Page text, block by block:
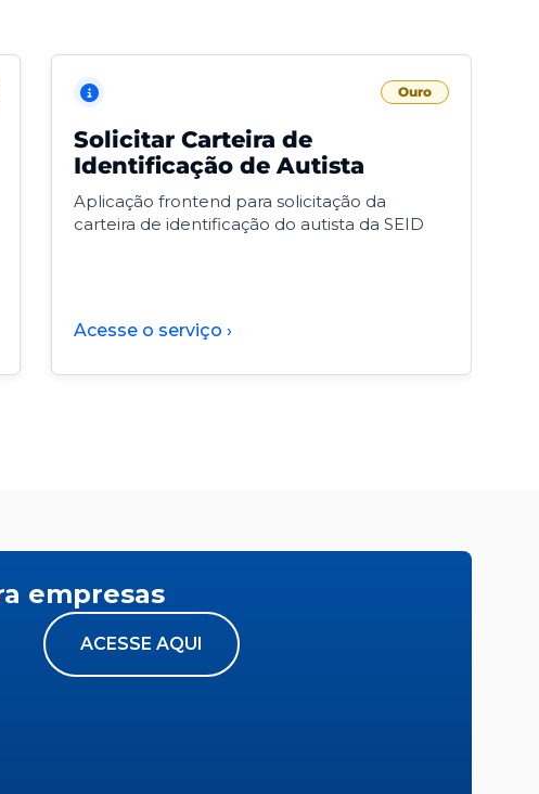
Ouro
Solicitar Carteira de
Identificação de Autista
Aplicação frontend para solicitação da
carteira de identificação do autista da SEID
Acesse o serviço ›
empresas
ACESSE AQUI